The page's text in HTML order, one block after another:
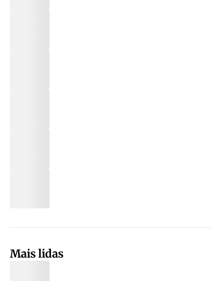
Mais lidas